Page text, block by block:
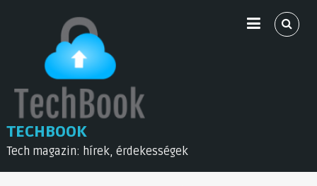
TECHBOOK
Tech magazin: hírek, érdekességek